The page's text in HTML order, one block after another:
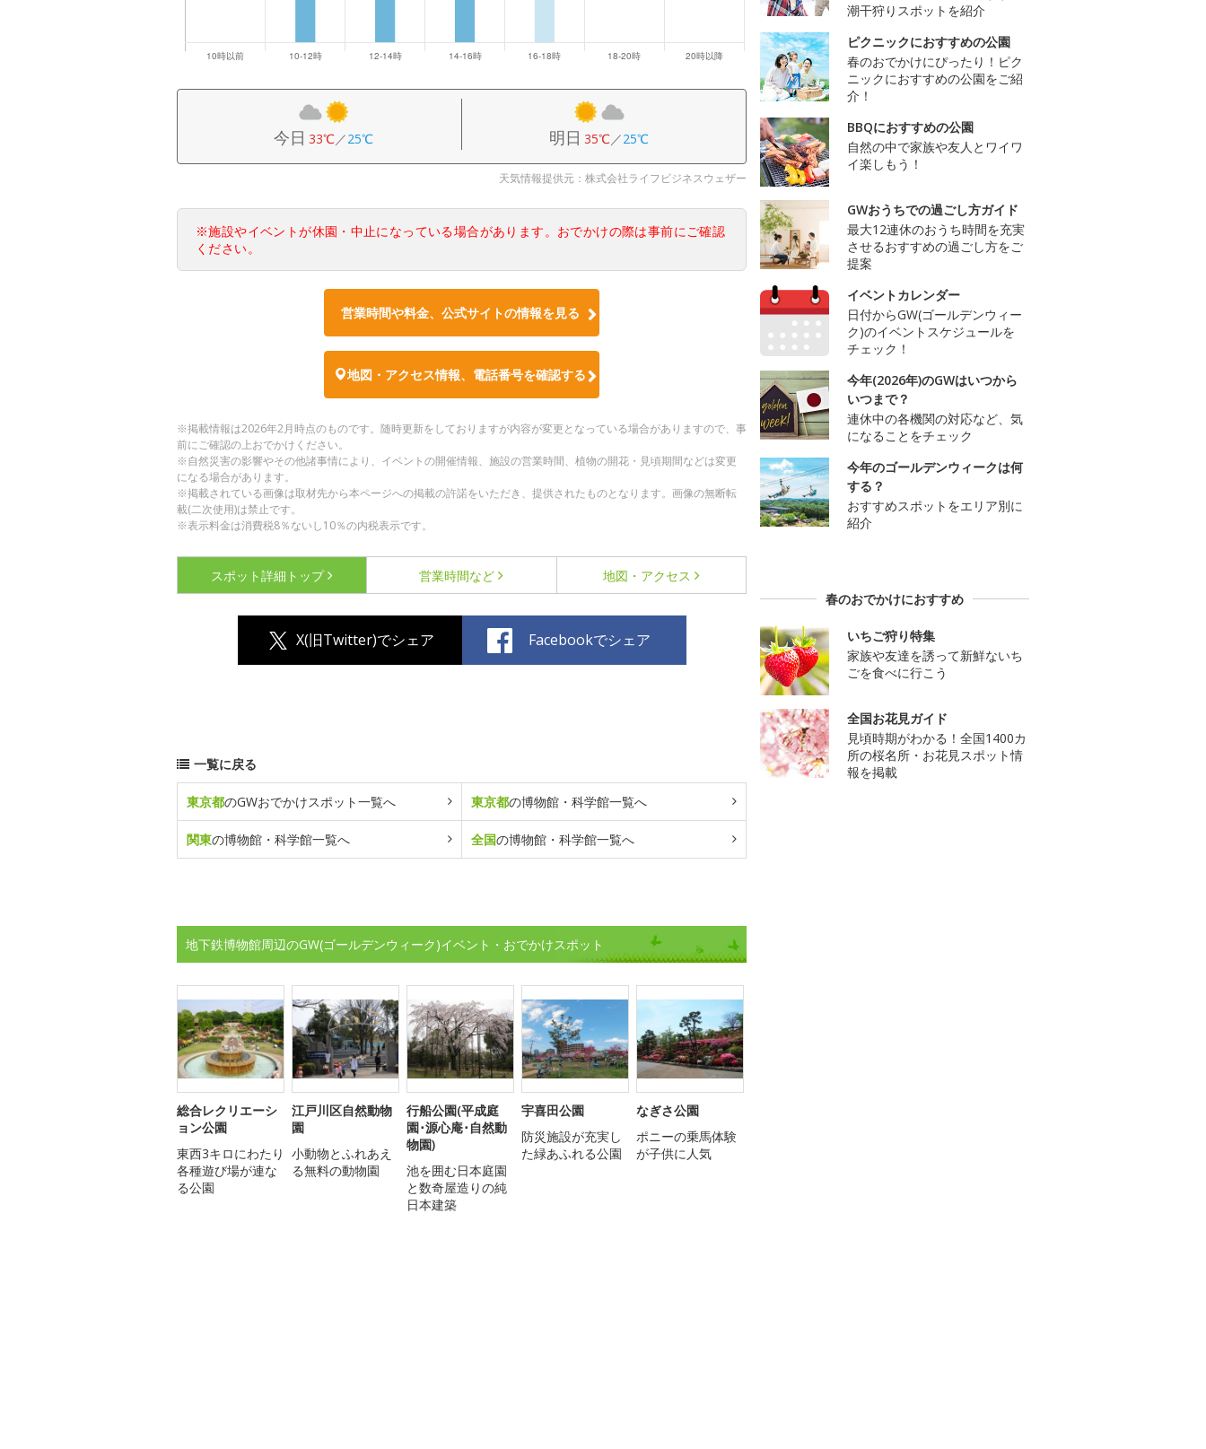
今日 33℃／25℃ 明日 35℃／25℃
天気情報提供元：株式会社ライフビジネスウェザー
※施設やイベントが休園・中止になっている場合があります。おでかけの際は事前にご確認
ください。
営業時間や料金、公式サイトの情報を見る
地図・アクセス情報、電話番号を確認する
※掲載情報は2026年2月時点のものです。随時更新をしておりますが内容が変更となっている場合がありますので、事
前にご確認の上おでかけください。
※自然災害の影響やその他諸事情により、イベントの開催情報、施設の営業時間、植物の開花・見頃期間などは変更
になる場合があります。
※掲載されている画像は取材先から本ページへの掲載の許諾をいただき、提供されたものとなります。画像の無断転
載(二次使用)は禁止です。
※表示料金は消費税8％ないし10％の内税表示です。
スポット詳細 トップ 営業時間など 地図・アクセス
X(旧Twitter)でシェア Facebookでシェア
一覧に戻る
東京都のGWおでかけスポット一覧へ 東京都の博物館・科学館一覧へ
関東の博物館・科学館一覧へ 全国の博物館・科学館一覧へ
地下鉄博物館周辺のGW(ゴールデンウィーク)イベント・おでかけスポット
総合レクリエーシ
ョン公園
東西3キロにわたり
各種遊び場が連な
る公園
江戸川区自然動物
園
小動物とふれあえ
る無料の動物園
行船公園(平成庭
園･源心庵･自然動
物園)
池を囲む日本庭園
と数奇屋造りの純
日本建築
宇喜田公園
防災施設が充実し
た緑あふれる公園
なぎさ公園
ポニーの乗馬体験
が子供に人気
潮干狩りスポットを紹介
ピクニックにおすすめの公園
春のおでかけにぴったり！ピク
ニックにおすすめの公園をご紹
介！
BBQにおすすめの公園
自然の中で家族や友人とワイワ
イ楽しもう！
GWおうちでの過ごし方ガイド
最大12連休のおうち時間を充実
させるおすすめの過ごし方をご
提案
イベントカレンダー
日付からGW(ゴールデンウィー
ク)のイベントスケジュールを
チェック！
今年(2026年)のGWはいつから
いつまで？
連休中の各機関の対応など、気
になることをチェック
今年のゴールデンウィークは何
する？
おすすめスポットをエリア別に
紹介
春のおでかけにおすすめ
いちご狩り特集
家族や友達を誘って新鮮ないち
ごを食べに行こう
全国お花見ガイド
見頃時期がわかる！全国1400カ
所の桜名所・お花見スポット情
報を掲載